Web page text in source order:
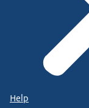
Help